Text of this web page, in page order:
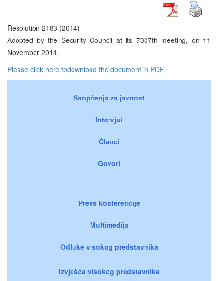
Resolution 2183 (2014)
Adopted by the Security Council at its 7307th meeting, on 11
November 2014.
Please click here todownload the document in PDF
Saopćenja za javnost
Intervjui
Članci
Govori
Press konferencije
Multimedija
Odluke visokog predstavnika
Izvješća visokog predstavnika